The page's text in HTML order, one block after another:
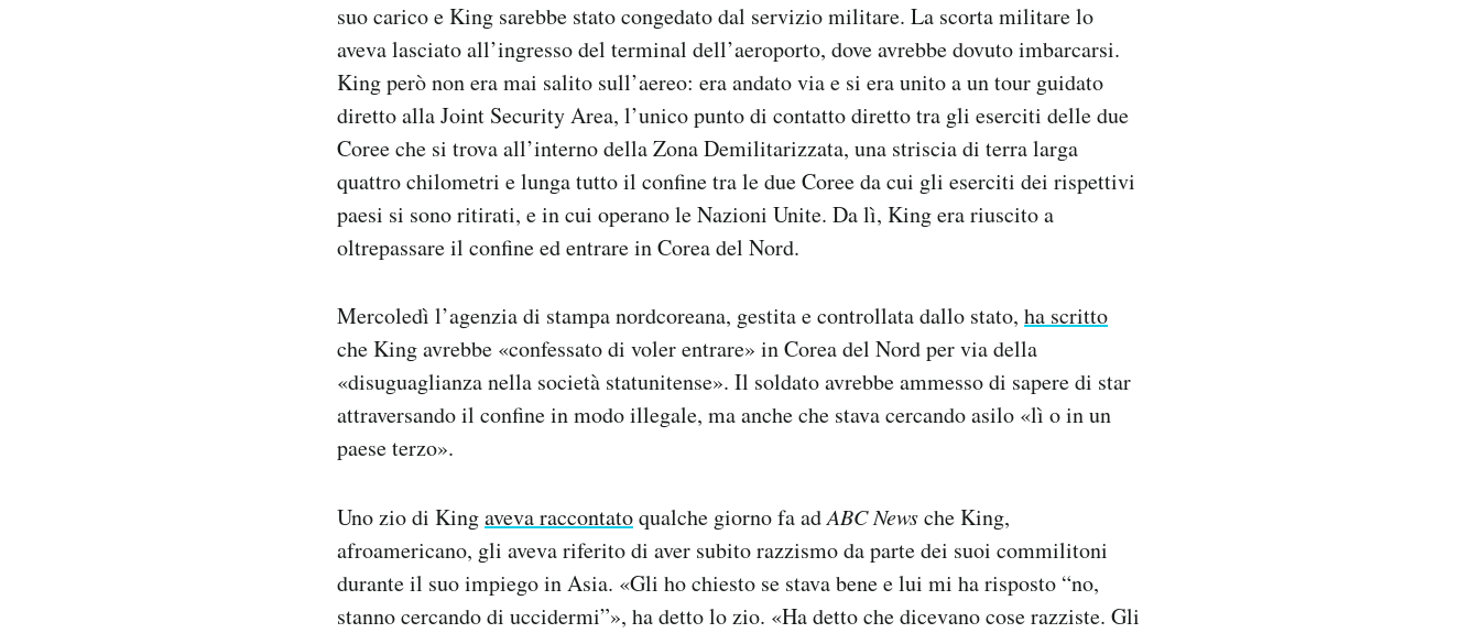
suo carico e King sarebbe stato congedato dal servizio militare. La scorta militare lo
aveva lasciato all’ingresso del terminal dell’aeroporto, dove avrebbe dovuto imbarcarsi.
King però non era mai salito sull’aereo: era andato via e si era unito a un tour guidato
diretto alla Joint Security Area, l’unico punto di contatto diretto tra gli eserciti delle due
Coree che si trova all’interno della Zona Demilitarizzata, una striscia di terra larga
quattro chilometri e lunga tutto il confine tra le due Coree da cui gli eserciti dei rispettivi
paesi si sono ritirati, e in cui operano le Nazioni Unite. Da lì, King era riuscito a
oltrepassare il confine ed entrare in Corea del Nord.
Mercoledì l’agenzia di stampa nordcoreana, gestita e controllata dallo stato, ha scritto
che King avrebbe «confessato di voler entrare» in Corea del Nord per via della
«disuguaglianza nella società statunitense». Il soldato avrebbe ammesso di sapere di star
attraversando il confine in modo illegale, ma anche che stava cercando asilo «lì o in un
paese terzo».
Uno zio di Kingaveva raccontatoqualche giorno fa adABC Newsche King,
afroamericano, gli aveva riferito di aver subito razzismo da parte dei suoi commilitoni
durante il suo impiego in Asia. «Gli ho chiesto se stava bene e lui mi ha risposto “no,
stanno cercando di uccidermi”», ha detto lo zio. «Ha detto che dicevano cose razziste. Gli